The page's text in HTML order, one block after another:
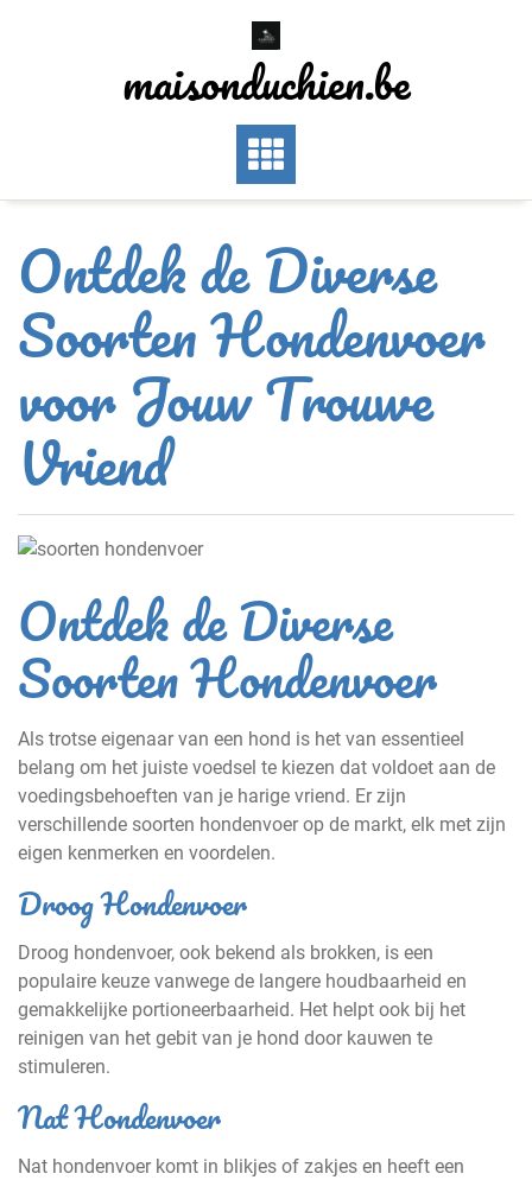
maisonduchien.be
Ontdek de Diverse
Soorten Hondenvoer
voor Jouw Trouwe
Vriend
Ontdek de Diverse
Soorten Hondenvoer
Als trotse eigenaar van een hond is het van essentieel
belang om het juiste voedsel te kiezen dat voldoet aan de
voedingsbehoeften van je harige vriend. Er zijn
verschillende soorten hondenvoer op de markt, elk met zijn
eigen kenmerken en voordelen.
Droog Hondenvoer
Droog hondenvoer, ook bekend als brokken, is een
populaire keuze vanwege de langere houdbaarheid en
gemakkelijke portioneerbaarheid. Het helpt ook bij het
reinigen van het gebit van je hond door kauwen te
stimuleren.
Nat Hondenvoer
Nat hondenvoer komt in blikjes of zakjes en heeft een